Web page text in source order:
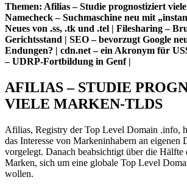
Themen: Afilias – Studie prognostiziert
Namecheck – Suchmaschine neu mit
Neues von .ss, .tk und .tel | Filesharing –
Gerichtsstand | SEO – bevorzugt Google
Endungen? | cdn.net – ein Akronym für
– UDRP-Fortbildung in Genf |
AFILIAS – STUDIE
VIELE MARKEN-TLDS
Afilias, Registry der Top Level Domain .info,
das Interesse von Markeninhabern an eigenen
vorgelegt. Danach beabsichtigt über die Hälfte
Marken, sich um eine globale Top Level
wollen.